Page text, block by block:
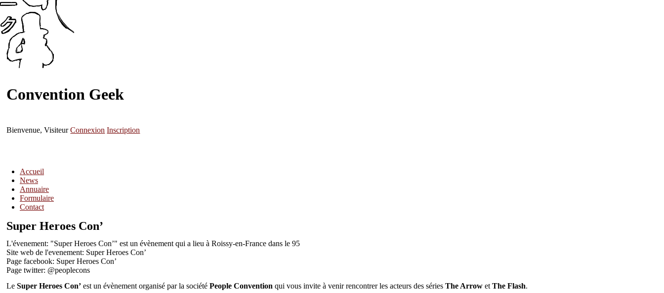
Convention Geek
Bienvenue, VisiteurConnexion Inscription
Accueil
News
Annuaire
Formulaire
Contact
Super Heroes Con’
L'évenement: "Super Heroes Con’" est un évènement qui a lieu à Roissy-en-France dans le 95
Site web de l'evenement: Super Heroes Con’
Page facebook: Super Heroes Con’
Page twitter: @peoplecons
LeSuper Heroes Con’ est un évènement organisé par la sociétéPeople Convention qui vous invite à venir rencontrer les acteurs des sériesThe Arrow etThe Flash.